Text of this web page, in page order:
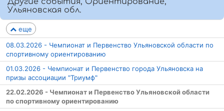
Ульяновская обл.
еще
08.03.2026 - Чемпионат и Первенство Ульяновской области по
спортивному ориентированию
01.03.2026 - Чемпионат и Первенство города Ульяновска на
призы ассоциации "Триумф"
22.02.2026 - Чемпионат и Первенство Ульяновской области
по спортивному ориентированию